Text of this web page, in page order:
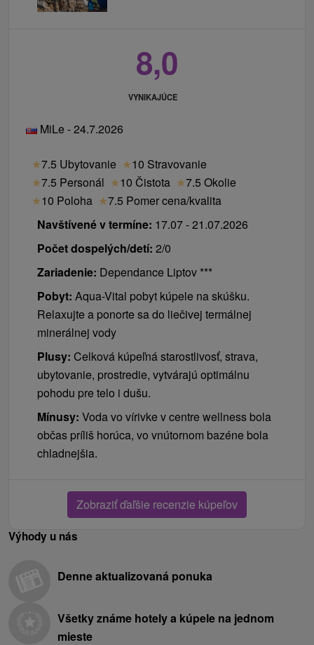
8,0
VYNIKAJÚCE
MiLe - 24.7.2026
★7.5 Ubytovanie ★10 Stravovanie
★7.5 Personál ★10 Čistota ★7.5 Okolie
★10 Poloha ★7.5 Pomer cena/kvalita
Navštívené v termíne: 17.07 - 21.07.2026
Počet dospelých/detí: 2/0
Zariadenie: Dependance Liptov ***
Pobyt: Aqua-Vital pobyt kúpele na skúšku.
Relaxujte a ponorte sa do liečivej termálnej
minerálnej vody
Plusy: Celková kúpeľná starostlivosť, strava,
ubytovanie, prostredie, vytvárajú optimálnu
pohodu pre telo i dušu.
Mínusy: Voda vo vírivke v centre wellness bola
občas príliš horúca, vo vnútornom bazéne bola
chladnejšia.
Zobraziť ďaľšie recenzie kúpeľov
Výhody u nás
Denne aktualizovaná ponuka
Všetky známe hotely a kúpele na jednom
mieste